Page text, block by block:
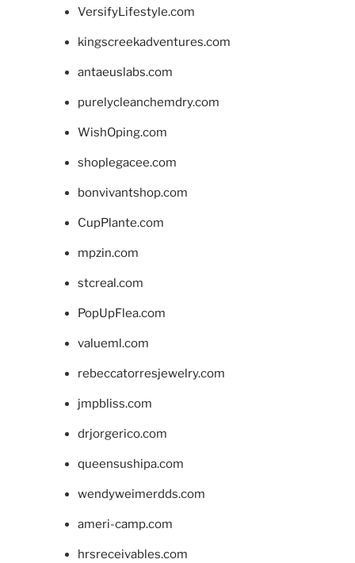
VersifyLifestyle.com
kingscreekadventures.com
antaeuslabs.com
purelycleanchemdry.com
WishOping.com
shoplegacee.com
bonvivantshop.com
CupPlante.com
mpzin.com
stcreal.com
PopUpFlea.com
valueml.com
rebeccatorresjewelry.com
jmpbliss.com
drjorgerico.com
queensushipa.com
wendyweimerdds.com
ameri-camp.com
hrsreceivables.com